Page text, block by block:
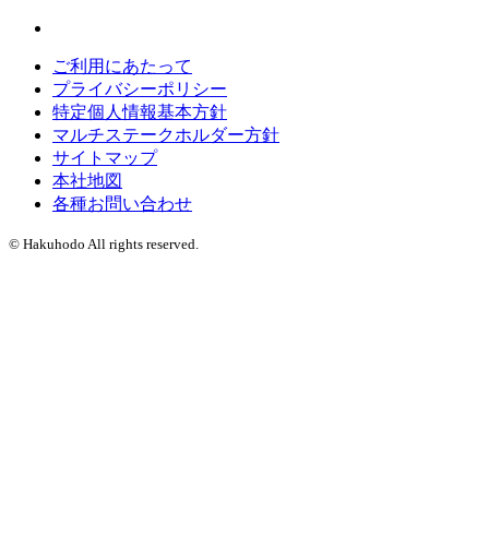
ご利用にあたって
プライバシーポリシー
特定個人情報基本方針
マルチステークホルダー方針
サイトマップ
本社地図
各種お問い合わせ
© Hakuhodo All rights reserved.